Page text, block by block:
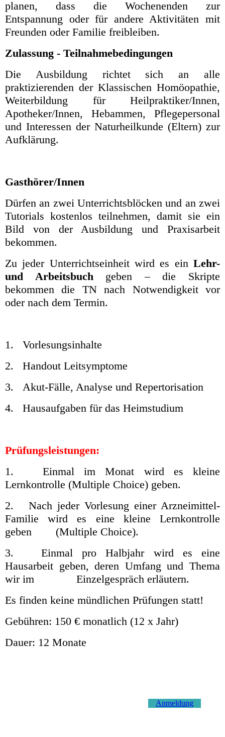
planen, dass die Wochenenden zur
Entspannung oder für andere Aktivitäten mit
Freunden oder Familie freibleiben.
Zulassung - Teilnahmebedingungen
Die Ausbildung richtet sich an alle
praktizierenden der Klassischen Homöopathie,
Weiterbildung für Heilpraktiker/Innen,
Apotheker/Innen, Hebammen, Pflegepersonal
und Interessen der Naturheilkunde (Eltern) zur
Aufklärung.
Gasthörer/Innen
Dürfen an zwei Unterrichtsblöcken und an zwei
Tutorials kostenlos teilnehmen, damit sie ein
Bild von der Ausbildung und Praxisarbeit
bekommen.
Zu jeder Unterrichtseinheit wird es ein Lehr-
und Arbeitsbuchgeben – die Skripte
bekommen die TN nach Notwendigkeit vor
oder nach dem Termin.
1. Vorlesungsinhalte
2. Handout Leitsymptome
3. Akut-Fälle, Analyse und Repertorisation
4. Hausaufgaben für das Heimstudium
Prüfungsleistungen:
1. Einmal im Monat wird es kleine
Lernkontrolle (Multiple Choice) geben.
2. Nach jeder Vorlesung einer Arzneimittel-
Familie wird es eine kleine Lernkontrolle
geben (Multiple Choice).
3. Einmal pro Halbjahr wird es eine
Hausarbeit geben, deren Umfang und Thema
wir im Einzelgespräch erläutern.
Es finden keine mündlichen Prüfungen statt!
Gebühren: 150 € monatlich (12 x Jahr)
Dauer: 12 Monate
Anmeldung